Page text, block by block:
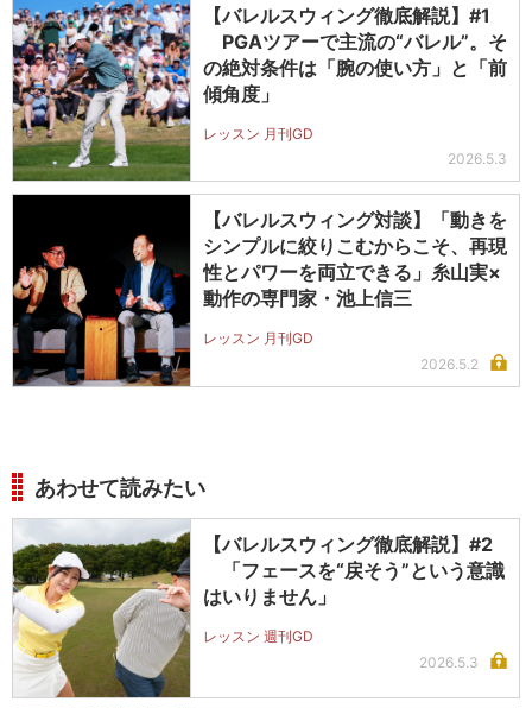
【バレルスウィング徹底解説】#1
PGAツアーで主流の“バレル”。そ
の絶対条件は「腕の使い方」と「前
傾角度」
レッスン 月刊GD
2026.5.3
【バレルスウィング対談】「動きを
シンプルに絞りこむからこそ、再現
性とパワーを両立できる」糸山実×
動作の専門家・池上信三
レッスン 月刊GD
2026.5.2
あわせて読みたい
【バレルスウィング徹底解説】#2
「フェースを“戻そう”という意識
はいりません」
レッスン 週刊GD
2026.5.3